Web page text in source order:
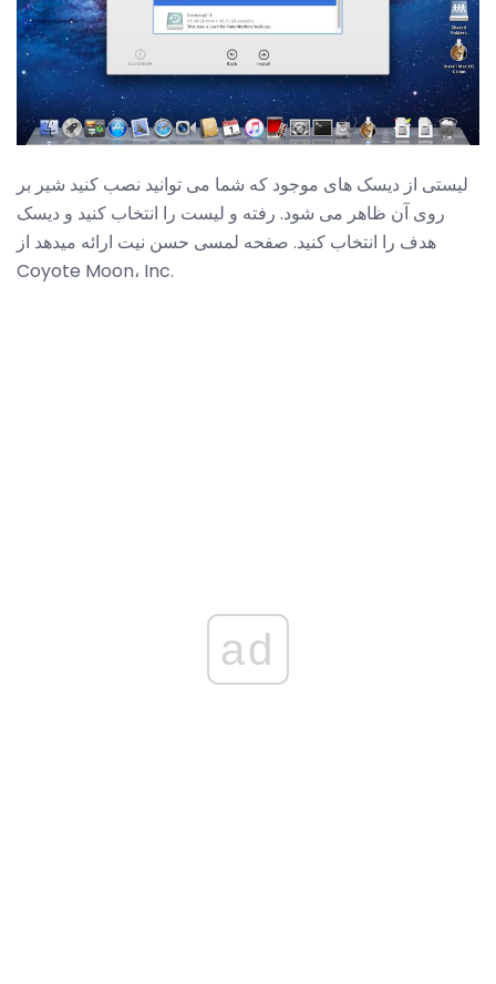
لیستی از دیسک های موجود که شما می توانید نصب کنید شیر بر
روی آن ظاهر می شود. رفته و لیست را انتخاب کنید و دیسک
هدف را انتخاب کنید. صفحه لمسی حسن نیت ارائه میدهد از
Coyote Moon، Inc.
ad